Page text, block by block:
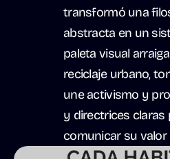
transformó una
abstracta en un
paleta visual
reciclaje urbano,
une activismo y
y directrices claras
comunicar su valor